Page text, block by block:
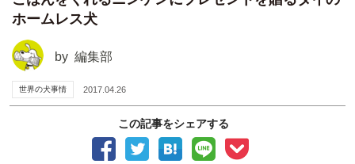
ホームレス犬
by 編集部
世界の犬事情 2017.04.26
この記事をシェアする